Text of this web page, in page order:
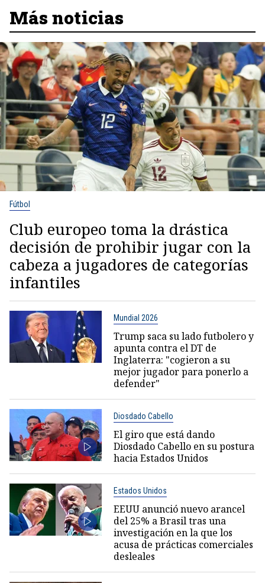
Más noticias
Fútbol
Club europeo toma la drástica
decisión de prohibir jugar con la
cabeza a jugadores de categorías
infantiles
Mundial 2026
Trump saca su lado futbolero y
apunta contra el DT de
Inglaterra: "cogieron a su
mejor jugador para ponerlo a
defender"
Diosdado Cabello
El giro que está dando
Diosdado Cabello en su postura
hacia Estados Unidos
Estados Unidos
EEUU anunció nuevo arancel
del 25% a Brasil tras una
investigación en la que los
acusa de prácticas comerciales
desleales